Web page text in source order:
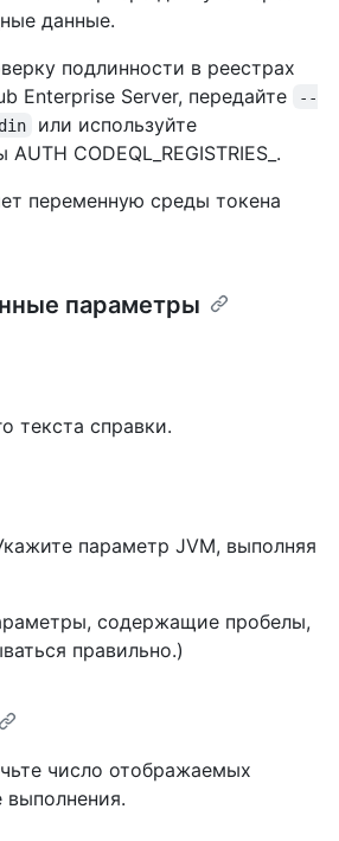
данные.
подлинности в реестрах
Enterprise Server, передайте
--
или используйте
CODEQL_REGISTRIES_.
переменную среды токена
параметры
текста справки.
параметр JVM, выполняя
содержащие пробелы,
правильно.)
число отображаемых